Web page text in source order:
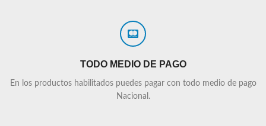
TODO MEDIO DE PAGO
En los productos habilitados puedes pagar con todo medio de pago
Nacional.